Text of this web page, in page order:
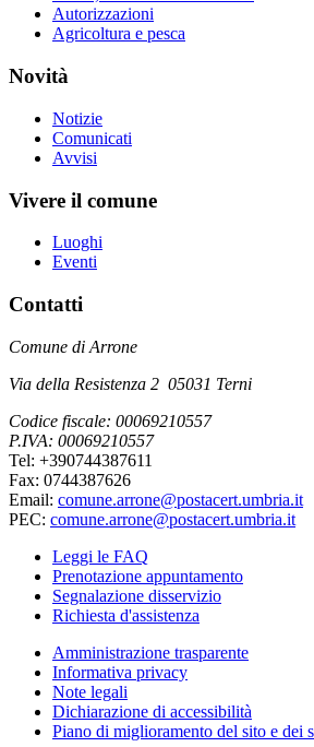
Autorizzazioni
Agricoltura e pesca
Novità
Notizie
Comunicati
Avvisi
Vivere il comune
Luoghi
Eventi
Contatti
Comune di Arrone
Via della Resistenza 2 05031 Terni
Codice fiscale: 00069210557
P.IVA: 00069210557
Tel: +390744387611
Fax: 0744387626
Email: comune.arrone@postacert.umbria.it
PEC: comune.arrone@postacert.umbria.it
Leggi le FAQ
Prenotazione appuntamento
Segnalazione disservizio
Richiesta d'assistenza
Amministrazione trasparente
Informativa privacy
Note legali
Dichiarazione di accessibilità
Piano di miglioramento del sito e dei